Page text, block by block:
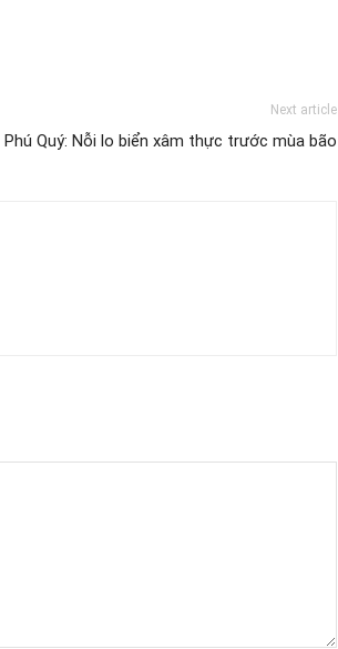
Next article
Quý: Nỗi lo biển xâm thực trước mùa bão